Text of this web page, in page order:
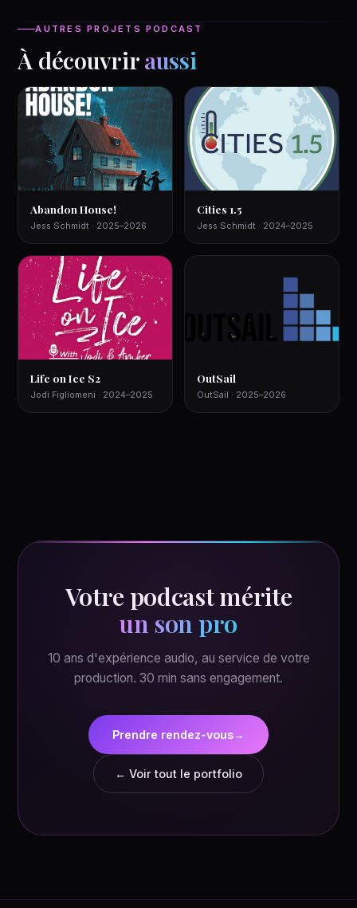
AUTRES PROJETS PODCAST
À découvriraussi
Abandon House!
Jess Schmidt · 2025–2026
Cities 1.5
Jess Schmidt · 2024–2025
Life on Ice S2
Jodi Figliomeni · 2024–2025
OutSail
OutSail · 2025–2026
Votre podcast mérite
un son pro
10 ans d'expérience audio, au service de votre
production. 30 min sans engagement.
Prendre rendez-vous→
← Voir tout le portfolio